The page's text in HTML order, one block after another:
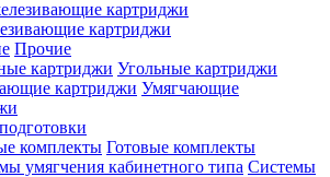
картриджи
Прочие
Угольные картриджи
Умягчающие
Готовые комплекты
Системы